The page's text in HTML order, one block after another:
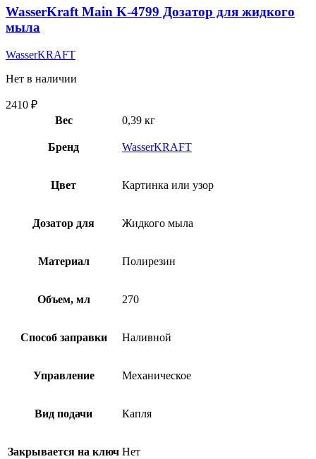
WasserKraft Main K-4799 Дозатор для жидкого
мыла
WasserKRAFT
Нет в наличии
2410 ₽
Вес
0,39 кг
Бренд WasserKRAFT
Цвет Картинка или узор
Дозатор для Жидкого мыла
Материал Полирезин
Объем, мл 270
Способ заправки Наливной
Управление Механическое
Вид подачи Капля
Закрывается на ключ Нет